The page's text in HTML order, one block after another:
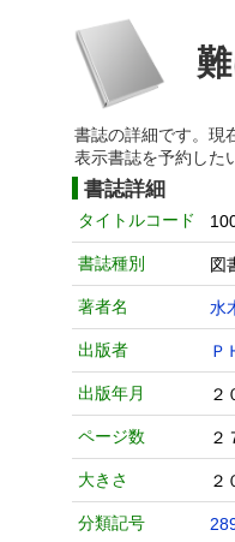
書誌の詳細です。現
表示書誌を予約した
書誌詳細
タイトルコード
書誌種別 図
著者名 水
出版者 Ｐ
出版年月 ２
ページ数 ２
大きさ ２
分類記号